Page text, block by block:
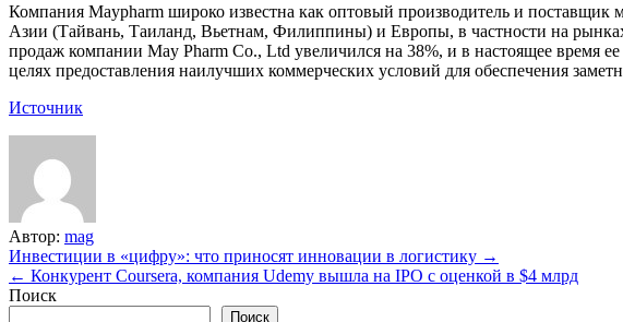
Компания Maypharm широко известна как оптовый производитель и
Азии (Тайвань, Таиланд, Вьетнам, Филиппины) и Европы, в частности на
продаж компании May Pharm Co., Ltd увеличился на 38%, и в настоящее время
целях предоставления наилучших коммерческих условий для обеспечения
Источник
Автор: mag
Навигация
по
Инвестиции в «цифру»: что приносят инновации в логистику →
← Конкурент Coursera, компания Udemy вышла на IPO с оценкой в $4 млрд
Поиск
Поиск